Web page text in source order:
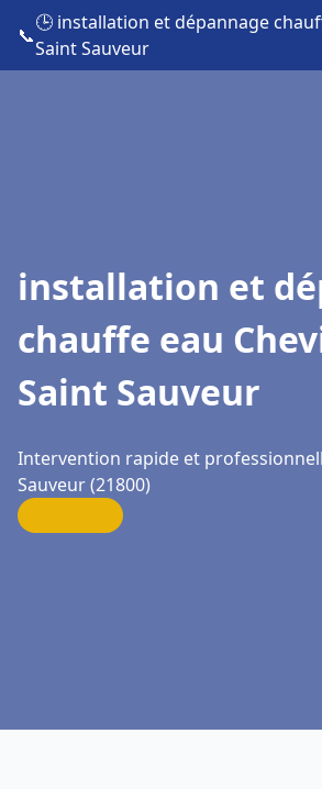
📞
🕒 installation et dépannage
Saint Sauveur
installation et
chauffe eau
Saint Sauveur
Intervention rapide et
Sauveur (21800)